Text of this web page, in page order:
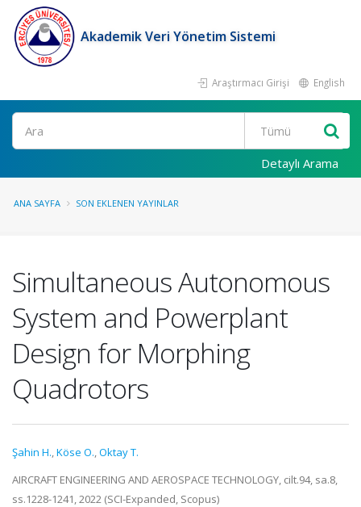
Akademik Veri Yönetim Sistemi
Araştırmacı Girişi English
Ara
Detaylı Arama
ANA SAYFA SON EKLENEN YAYINLAR
Simultaneous Autonomous
System and Powerplant
Design for Morphing
Quadrotors
Şahin H.,Köse O.,Oktay T.
AIRCRAFT ENGINEERING AND AEROSPACE TECHNOLOGY, cilt.94, sa.8,
ss.1228-1241, 2022 (SCI-Expanded, Scopus)